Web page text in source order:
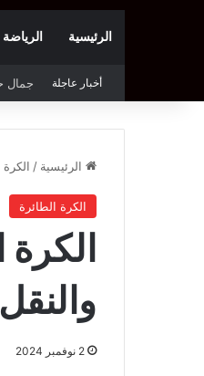
الرئيسية
أخبار عاجلة
الرئيسية / الكرة
الكرة الطائرة
الكرة
2 نوفمبر 2024